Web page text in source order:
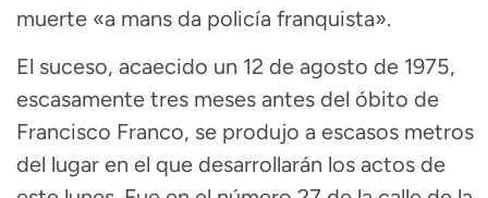
muerte «a mans da policía franquista».
El suceso, acaecido un 12 de agosto de 1975,
escasamente tres meses antes del óbito de
Francisco Franco, se produjo a escasos metros
del lugar en el que desarrollarán los actos de